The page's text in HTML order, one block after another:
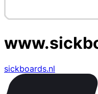
sickboards.nl